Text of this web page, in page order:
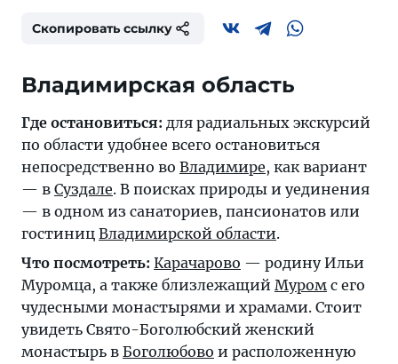
Скопировать ссылку
Владимирская область
Где остановиться: для радиальных экскурсий
по области удобнее всего остановиться
непосредственно во Владимире, как вариант
— в Суздале. В поисках природы и уединения
— в одном из санаториев, пансионатов или
гостиниц Владимирской области.
Что посмотреть: Карачарово — родину Ильи
Муромца, а также близлежащий Муром с его
чудесными монастырями и храмами. Стоит
увидеть Свято-Боголюбский женский
монастырь в Боголюбово и расположенную